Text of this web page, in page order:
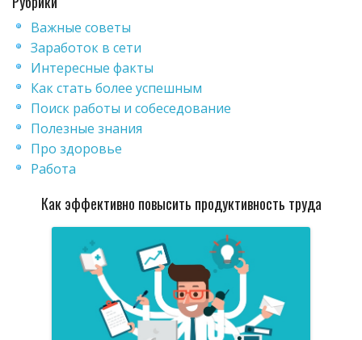
Важные советы
Заработок в сети
Интересные факты
Как стать более успешным
Поиск работы и собеседование
Полезные знания
Про здоровье
Работа
Как эффективно повысить продуктивность труда